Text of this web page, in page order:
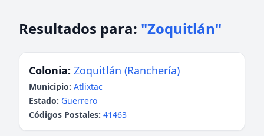
Resultados para: "Zoquitlán"
Colonia: Zoquitlán (Ranchería)
Municipio: Atlixtac
Estado: Guerrero
Códigos Postales: 41463